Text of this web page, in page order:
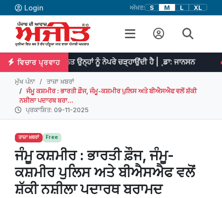
Login ਅੱਖਰ: S M L XL
ਵਿਚਾਰ ਪ੍ਰਵਾਹ
ਤੇ ਮਿਹਨਤ ਉਨ੍ਹਾਂ ਨੂੰ ਨੇਪਰੇ ਚੜ੍ਹਾਉਂਦੀ ਹੈ | ¸ਡਾ: ਜਾਨਸਨ ਪ੍ਰਤਿਭਾ
ਮੁੱਖ ਪੰਨਾ
ਤਾਜ਼ਾ ਖ਼ਬਰਾਂ
ਜੰਮੂ ਕਸ਼ਮੀਰ : ਭਾਰਤੀ ਫ਼ੌਜ, ਜੰਮੂ-ਕਸ਼ਮੀਰ ਪੁਲਿਸ ਅਤੇ ਬੀਐਸਐਫ ਵਲੋਂ ਸ਼ੱਕੀ
ਨਸ਼ੀਲਾ ਪਦਾਰਥ ਬਰਾ...
ਪ੍ਰਕਾਸ਼ਿਤ: 09-11-2025
ਤਾਜ਼ਾ ਖ਼ਬਰਾਂ Free
ਜੰਮੂ ਕਸ਼ਮੀਰ : ਭਾਰਤੀ ਫ਼ੌਜ, ਜੰਮੂ-
ਕਸ਼ਮੀਰ ਪੁਲਿਸ ਅਤੇ ਬੀਐਸਐਫ ਵਲੋਂ
ਸ਼ੱਕੀ ਨਸ਼ੀਲਾ ਪਦਾਰਥ ਬਰਾਮਦ